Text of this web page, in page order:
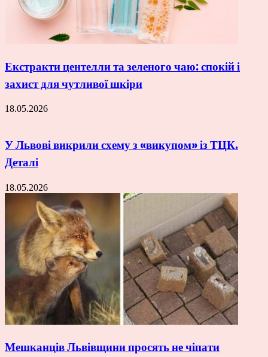
Екстракти центелли та зеленого чаю: спокій і
захист для чутливої шкіри
18.05.2026
У Львові викрили схему з «викупом» із ТЦК.
Деталі
18.05.2026
Мешканців Львівщини просять не чіпати